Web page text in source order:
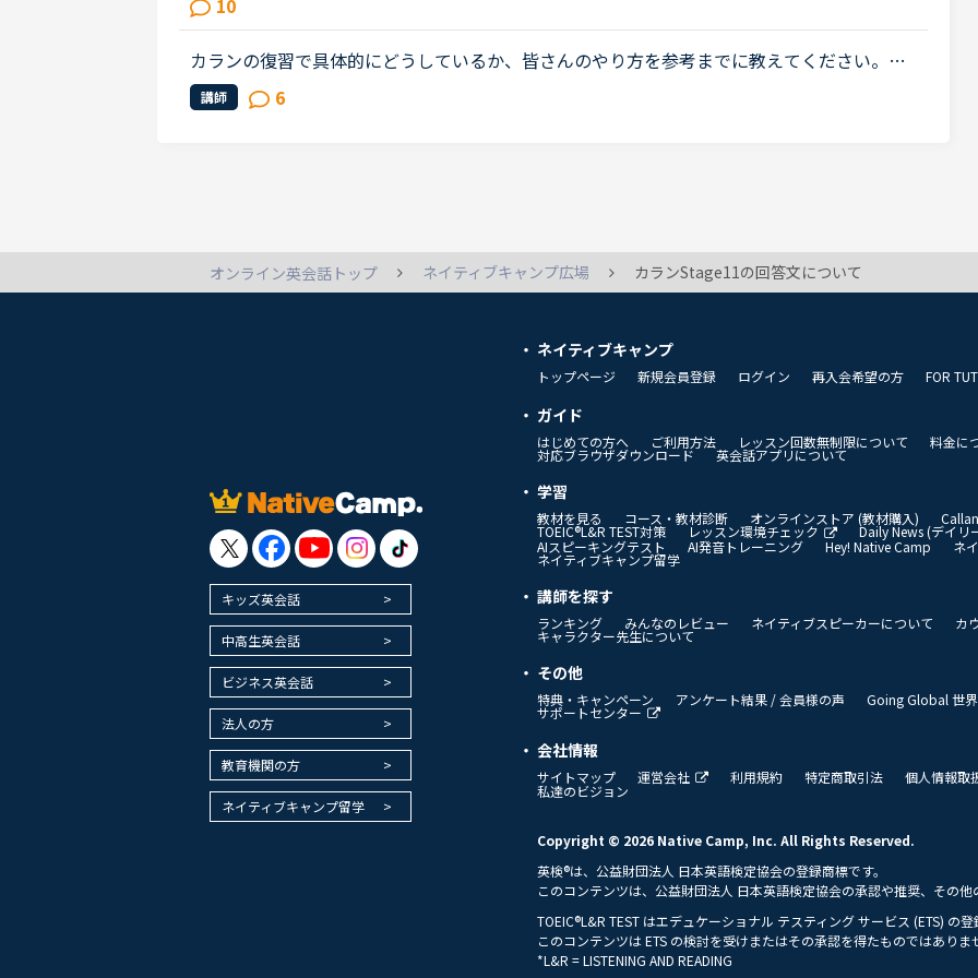
をスタートしたstageとその判断理...
10
カランの復習で具体的にどうしているか、皆さんのやり方を参考までに教えてください。長
文です。たぶん今週中にステージ8のFSRに入ると思います。2から始めて、あんまりカランが
どうなのかはっきりわかってなかっ...
講師 6
オンライン英会話トップ ネイティブキャンプ広場 カランStage11の回答文について
キッズ英会話
中高生英会話
ビジネス英会話
法人の方
教育機関の方
ネイティブキャンプ留学
ネイティブキャンプ
トップページ 新規会員登録 ログイン 再入会希望の方 FOR
ガイド
はじめての方へ ご利用方法 レッスン回数無制限について 料金に
対応ブラウザダウンロード 英会話アプリについて
学習
教材を見る コース・教材診断 オンラインストア (教材購入)
TOEIC®L&R TEST対策 レッスン環境チェック Daily News (デイリ
AIスピーキングテスト
AI発音トレーニング Hey! Native Camp ネ
ネイティブキャンプ留学
講師を探す
ランキング みんなのレビュー ネイティブスピーカーについて カ
キャラクター先生について
その他
特典・キャンペーン アンケート結果 / 会員様の声 Going Global 世
サポートセンター
会社情報
サイトマップ 運営会社 利用規約 特定商取引法 個人情報取
私達のビジョン
Copyright © 2026 Native Camp, Inc. All Rights Reserved.
英検®は、公益財団法人 日本英語検定協会の登録商標です。
このコンテンツは、公益財団法人 日本英語検定協会の承認や推奨、その他
TOEIC®L&R TEST はエデュケーショナル テスティング サービス (ETS) の登
このコンテンツは ETS の検討を受けまたはその承認を得たものではありま
*L&R = LISTENING AND READING